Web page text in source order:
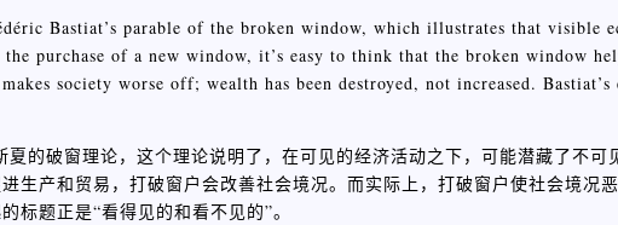
Bastiat’s parable of the broken window, which illustrates that visible
purchase of a new window, it’s easy to think that the broken window
society worse off; wealth has been destroyed, not increased.
夏的破窗理论，这个理论说明了，在可见的经济活动之下，可能潜藏了不
生产和贸易，打破窗户会改善社会境况。而实际上，打破窗户使社会境况
标题正是“看得见的和看不见的”。